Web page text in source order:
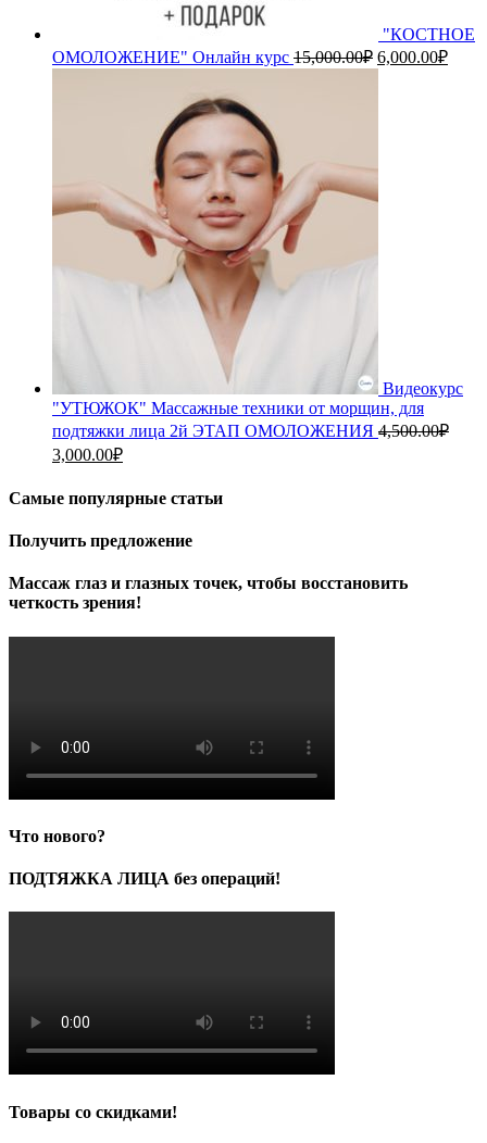
"КОСТНОЕ
ОМОЛОЖЕНИЕ" Онлайн курс 15,000.00₽
цена
6,000.00₽
Видеокурс
"УТЮЖОК" Массажные техники от морщин, для
подтяжки лица 2й ЭТАП ОМОЛОЖЕНИЯ 4,500.00₽
Первоначальная
4,500.00₽.
3,000.00₽Текущая
3,000.00₽.
Самые популярные статьи
Получить предложение
Массаж глаз и глазных точек, чтобы восстановить
четкость зрения!
Что нового?
ПОДТЯЖКА ЛИЦА без операций!
Товары со скидками!